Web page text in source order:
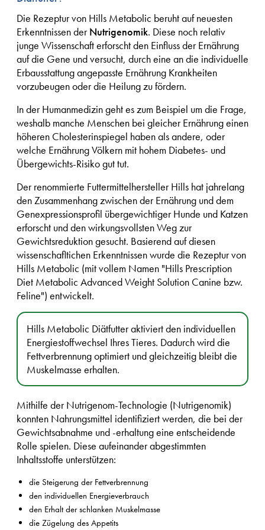
Die Rezeptur von Hills Metabolic beruht auf neuesten
Erkenntnissen derNutrigenomik. Diese noch relativ
junge Wissenschaft erforscht den Einfluss der Ernährung
auf die Gene und versucht, durch eine an die individuelle
Erbausstattung angepasste Ernährung Krankheiten
vorzubeugen oder die Heilung zu fördern.
In der Humanmedizin geht es zum Beispiel um die Frage,
weshalb manche Menschen bei gleicher Ernährung einen
höheren Cholesterinspiegel haben als andere, oder
welche Ernährung Völkern mit hohem Diabetes- und
Übergewichts-Risiko gut tut.
Der renommierte Futtermittelhersteller Hills hat jahrelang
den Zusammenhang zwischen der Ernährung und dem
Genexpressionsprofil übergewichtiger Hunde und Katzen
erforscht und den wirkungsvollsten Weg zur
Gewichtsreduktion gesucht. Basierend auf diesen
wissenschafltichen Erkenntnissen wurde die Rezeptur von
Hills Metabolic (mit vollem Namen "Hills Prescription
Diet Metabolic Advanced Weight Solution Canine bzw.
Feline") entwickelt.
Hills Metabolic Diätfutter aktiviert den individuellen
Energiestoffwechsel Ihres Tieres. Dadurch wird die
Fettverbrennung optimiert und gleichzeitig bleibt die
Muskelmasse erhalten.
Mithilfe der Nutrigenom-Technologie (Nutrigenomik)
konnten Nahrungsmittel identifiziert werden, die bei der
Gewichtsabnahme und -erhaltung eine entscheidende
Rolle spielen. Diese aufeinander abgestimmten
Inhaltsstoffe unterstützen:
die Steigerung der Fettverbrennung
den individuellen Energieverbrauch
den Erhalt der schlanken Muskelmasse
die Zügelung des Appetits